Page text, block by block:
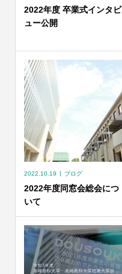
2022年度 卒業式インタビ
ュー公開
2022.10.19 ブログ
2022年度同窓会総会につ
いて